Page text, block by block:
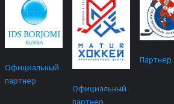
Официальный
партнер
Официальный
партнер
Партнер